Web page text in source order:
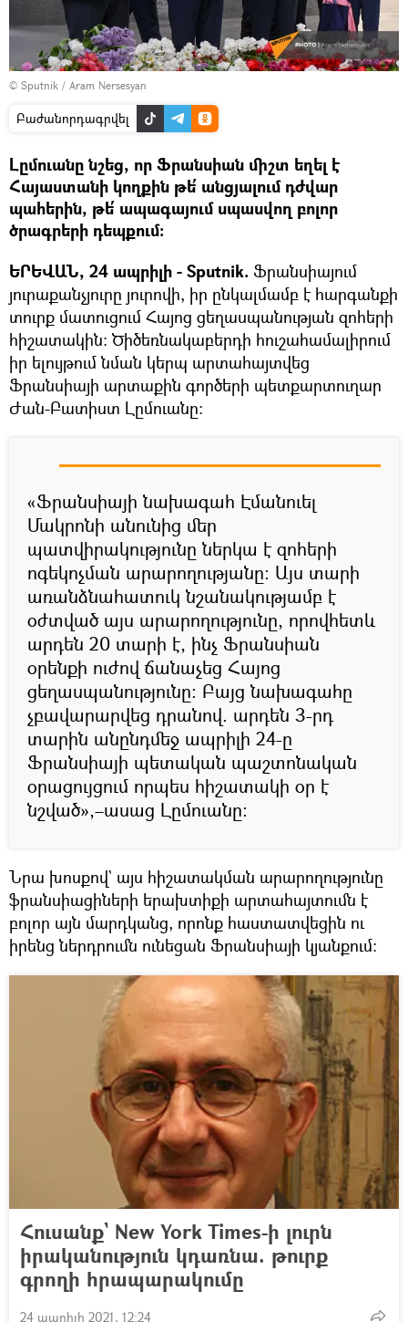
© Sputnik / Aram Nersesyan
Բաժանորդագրվել
Լըմուանը նշեց, որ Ֆրանսիան միշտ եղել է
Հայաստանի կողքին թե՛ անցյալում դժվար
պահերին, թե՛ ապագայում սպասվող բոլոր
ծրագրերի դեպքում։
ԵՐԵՎԱՆ, 24 ապրիլի - Sputnik. Ֆրանսիայում
յուրաքանչյուրը յուրովի, իր ընկալմամբ է հարգանքի
տուրք մատուցում Հայոց ցեղասպանության զոհերի
հիշատակին: Ծիծեռնակաբերդի հուշահամալիրում
իր ելույթում նման կերպ արտահայտվեց
Ֆրանսիայի արտաքին գործերի պետքարտուղար
Ժան-Բատիստ Լըմուանը:
«Ֆրանսիայի նախագահ Էմանուել
Մակրոնի անունից մեր
պատվիրակությունը ներկա է զոհերի
ոգեկոչման արարողությանը։ Այս տարի
առանձնահատուկ նշանակությամբ է
օժտված այս արարողությունը, որովհետև
արդեն 20 տարի է, ինչ Ֆրանսիան
օրենքի ուժով ճանաչեց Հայոց
ցեղասպանությունը։ Բայց նախագահը
չբավարարվեց դրանով. արդեն 3-րդ
տարին անընդմեջ ապրիլի 24-ը
Ֆրանսիայի պետական պաշտոնական
օրացույցում որպես հիշատակի օր է
նշված»,–ասաց Լըմուանը:
Նրա խոսքով` այս հիշատակման արարողությունը
ֆրանսիացիների երախտիքի արտահայտումն է
բոլոր այն մարդկանց, որոնք հաստատվեցին ու
իրենց ներդրումն ունեցան Ֆրանսիայի կյանքում։
Հուսանք` New York Times-ի լուրն
իրականություն կդառնա. թուրք
գրողի հրապարակումը
24 ապրիլի 2021, 12:24